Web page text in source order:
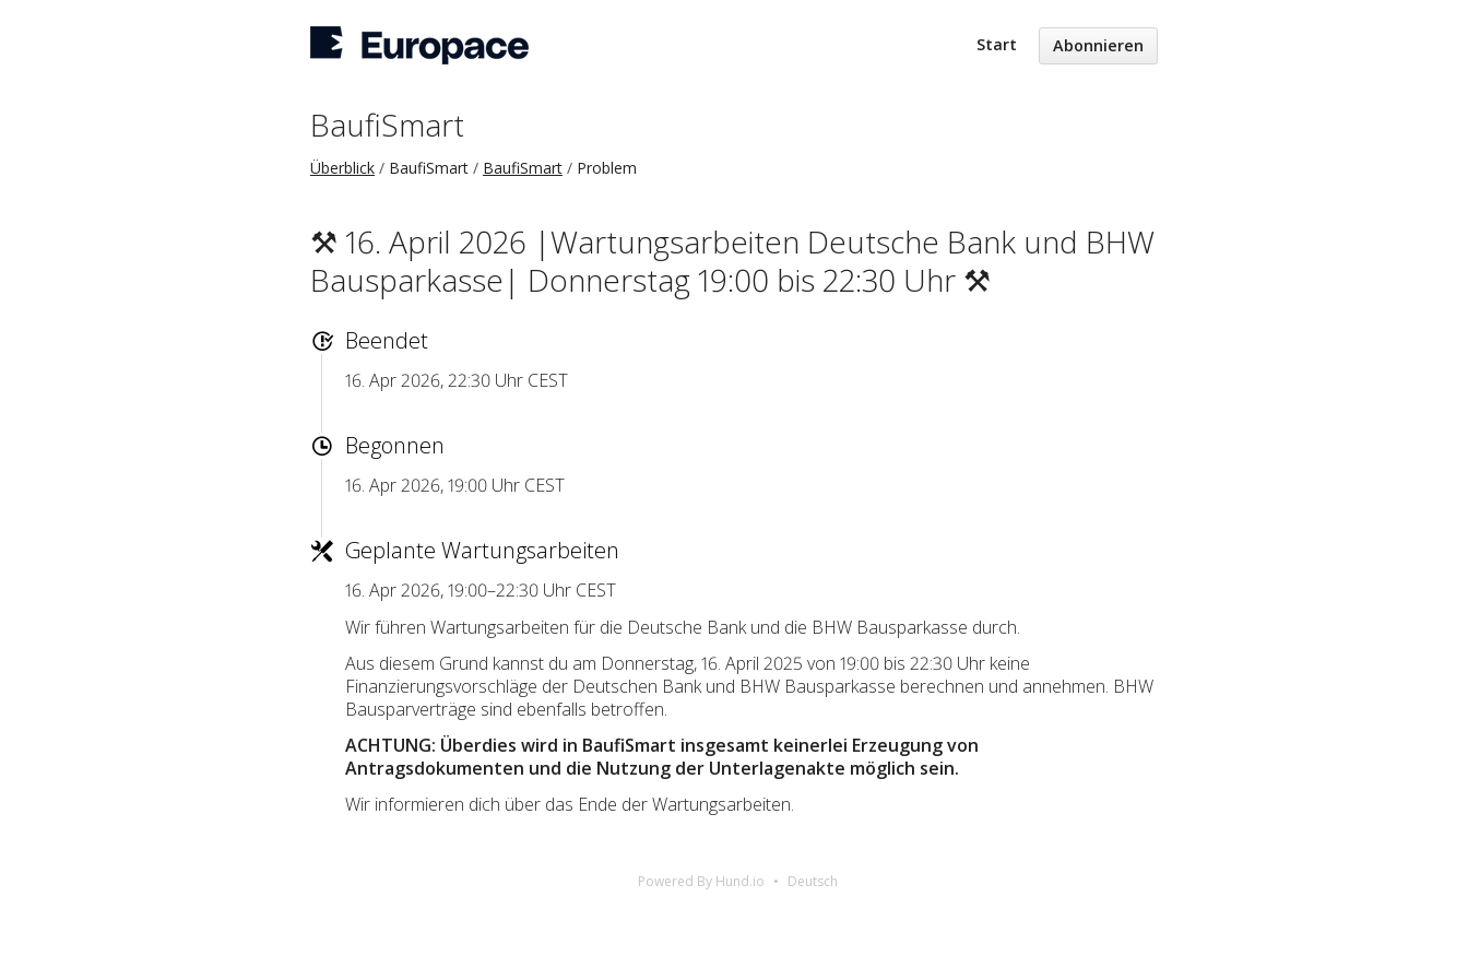
Start Abonnieren
BaufiSmart
Überblick BaufiSmart BaufiSmart Problem
⚒ 16. April 2026 |Wartungsarbeiten Deutsche Bank und BHW
Bausparkasse| Donnerstag 19:00 bis 22:30 Uhr ⚒
Beendet
16. Apr 2026, 22:30 Uhr CEST
Begonnen
16. Apr 2026, 19:00 Uhr CEST
Geplante Wartungsarbeiten
16. Apr 2026, 19:00–22:30 Uhr CEST
Wir führen Wartungsarbeiten für die Deutsche Bank und die BHW Bausparkasse durch.
Aus diesem Grund kannst du am Donnerstag, 16. April 2025 von 19:00 bis 22:30 Uhr keine
Finanzierungsvorschläge der Deutschen Bank und BHW Bausparkasse berechnen und annehmen. BHW
Bausparverträge sind ebenfalls betroffen.
ACHTUNG: Überdies wird in BaufiSmart insgesamt keinerlei Erzeugung von
Antragsdokumenten und die Nutzung der Unterlagenakte möglich sein.
Wir informieren dich über das Ende der Wartungsarbeiten.
Powered By Hund.io Deutsch